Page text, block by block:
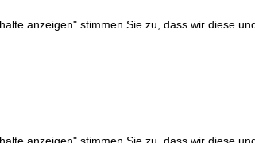
anzeigen" stimmen Sie zu, dass wir diese